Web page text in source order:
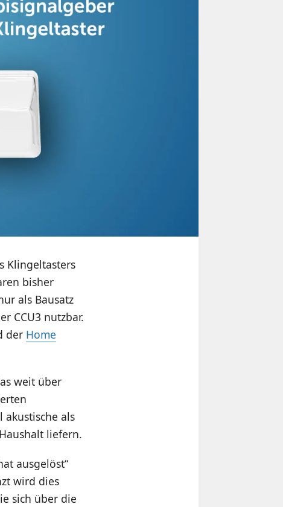
Klingeltasters
bisher
als Bausatz
CCU3 nutzbar.
der Home
weit über
als
liefern.
ausgelöst“
wird dies
sich über die